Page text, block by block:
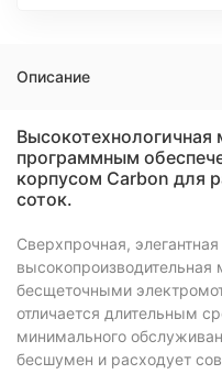
Описание
программным
корпусом Carbon для
соток.
Сверхпрочная,
бесщеточными
отличается длительным
минимального
бесшумен и расходует